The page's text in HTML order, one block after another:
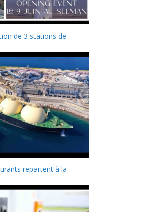
de 3 stations de
repartent à la